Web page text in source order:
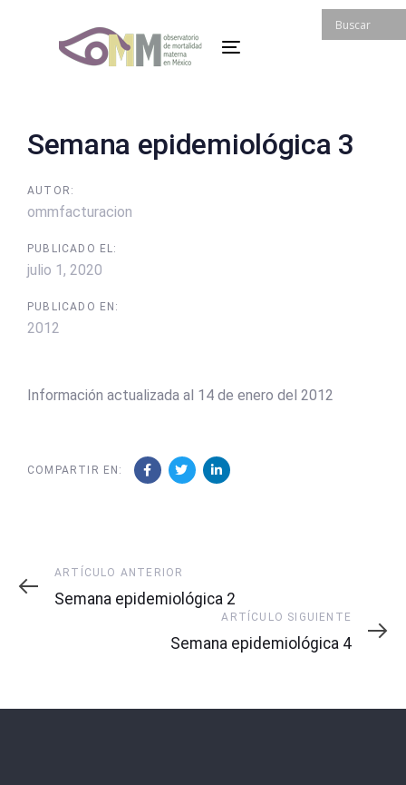
content
Toggle
Semana epidemiológica 3
AUTOR:
ommfacturacion
PUBLICADO EL:
julio 1, 2020
PUBLICADO EN:
2012
Información actualizada al 14 de enero del 2012
COMPARTIR EN:
Post
navigation
Artículo
Anterior
ARTÍCULO ANTERIOR
Semana epidemiológica 2
Artículo
Siguiente
ARTÍCULO SIGUIENTE
Semana epidemiológica 4